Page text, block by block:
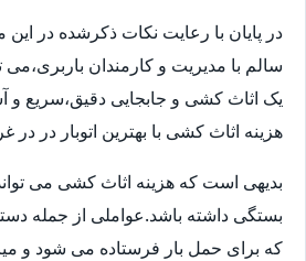
در پایان با رعایت نکات ذکرشده در این
سالم با مدیریت و کارمندان باربری،می
یک اثاث کشی و جابجایی دقیق،سریع و
هزینه اثاث کشی با بهترین اتوبار در در
بدیهی است که هزینه اثاث کشی می
بستگی داشته باشد.عواملی از جمله
که برای حمل بار فرستاده می شود و